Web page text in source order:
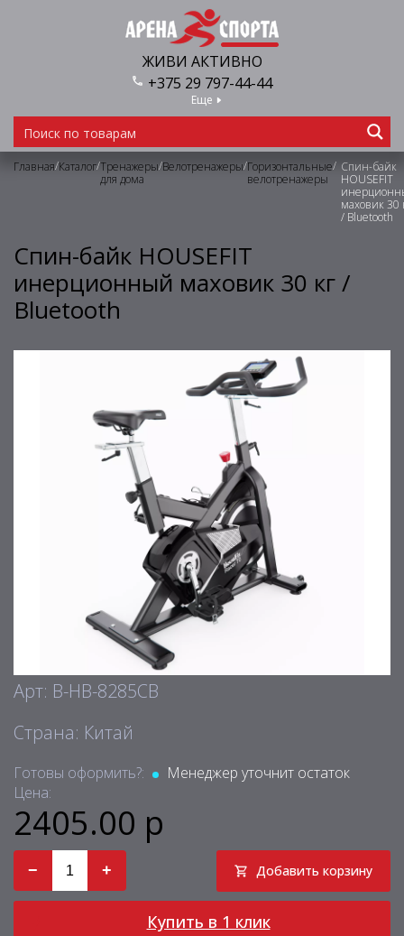
ЖИВИ АКТИВНО
+375 29 797-44-44
Еще
Главная/Каталог/Тренажеры
для дома
/Велотренажеры/Горизонтальные
велотренажеры
/ Спин-байк
HOUSEFIT
маховик 30
/ Bluetooth
Спин-байк HOUSEFIT
инерционный маховик 30 кг /
Bluetooth
Арт: B-HB-8285CB
Страна: Китай
Готовы оформить?:
Менеджер уточнит остаток
Цена:
2405.00 р
− + Добавить корзину
Купить в 1 клик